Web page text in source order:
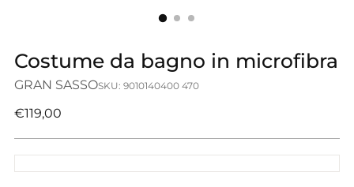
Costume da bagno in microfibra
GRAN SASSOSKU: 9010140400 470
Prezzo
€119,00